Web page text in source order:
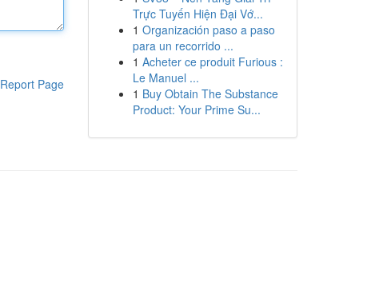
Report Page
Trực Tuyến Hiện Đại Vớ...
1 Organización paso a paso
para un recorrido ...
1 Acheter ce produit Furious :
Le Manuel ...
1 Buy Obtain The Substance
Product: Your Prime Su...